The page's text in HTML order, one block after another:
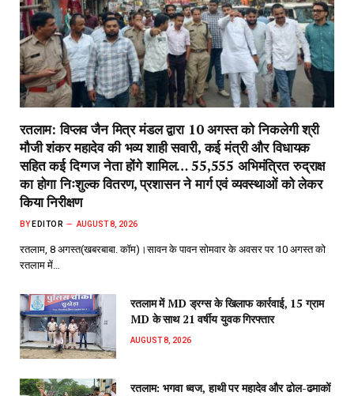
रतलाम: विप्लव जैन मित्र मंडल द्वारा 10 अगस्त को निकलेगी श्री
मौजी शंकर महादेव की भव्य शाही सवारी, कई मंत्री और विधायक
सहित कई दिग्गज नेता होंगे शामिल… 55,555 अभिमंत्रित रुद्राक्ष
का होगा निःशुल्क वितरण, प्रशासन ने मार्ग एवं व्यवस्थाओं को लेकर
किया निरीक्षण
BY EDITOR AUGUST 8, 2026
रतलाम, 8 अगस्त(खबरबाबा. कॉम)।सावन के पावन सोमवार के अवसर पर 10 अगस्त को
रतलाम में…
रतलाम में MD ड्रग्स के खिलाफ कार्रवाई, 15 ग्राम
MD के साथ 21 वर्षीय युवक गिरफ्तार
AUGUST 8, 2026
रतलाम: भगवा ध्वज, हाथी पर महादेव और ढोल-ढमाकों